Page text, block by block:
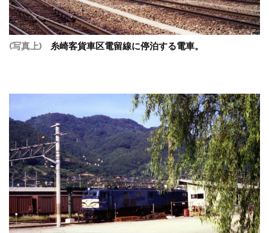
(写真上) 糸崎客貨車区電留線に停泊する電車。